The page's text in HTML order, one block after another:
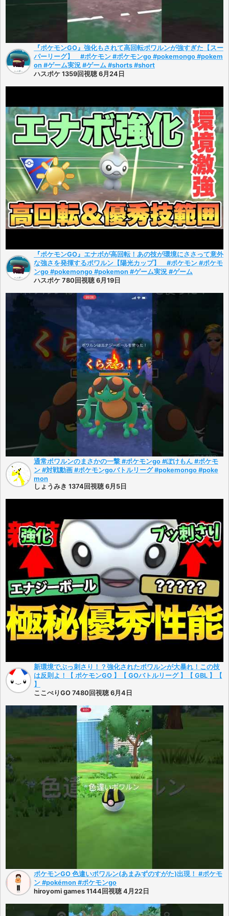
『ポケモンGO』強化もされて高回転ポワルンが強すぎた【スー
パーリーグ】 #ポケモン #ポケモンgo #pokemongo #pokem
on #ゲーム実況 #ゲーム #shorts #short
ハスポケ 1359回視聴 6月24日
『ポケモンGO』エナボが高回転！あの技が環境にささって意外
な強さを発揮するポワルン【陽光カップ】 #ポケモン #ポケモ
ンgo #pokemongo #pokemon #ゲーム実況 #ゲーム
ハスポケ 780回視聴 6月19日
通常ポワルンのまさかの一撃 #ポケモンgo #ぽけもん #ポケモ
ン #対戦動画 #ポケモンgoバトルリーグ #pokemongo #poke
mon
しょうみき 1374回視聴 6月5日
新環境でぶっ刺さり！？強化されたポワルンが大暴れ！この技
は反則よ！【 ポケモンGO 】【 GOバトルリーグ 】【 GBL 】【
】
ここぺりGO 7480回視聴 6月4日
ポケモンGO 色違いポワルン(あまみずのすがた)出現！ #ポケモ
ン #pokémon #ポケモンgo
hiroyomi games 1144回視聴 4月22日